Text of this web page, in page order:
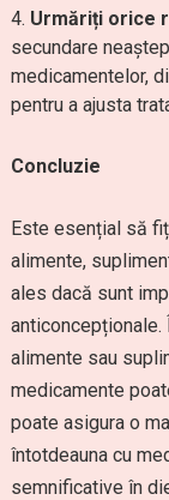
Urmăriți orice
secundare
medicamentelor,
pentru a ajusta
Concluzie
Este esențial să
alimente,
ales dacă sunt
anticoncepționale.
alimente sau
medicamente
poate asigura o
întotdeauna cu
semnificative în